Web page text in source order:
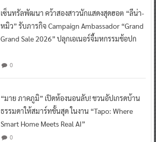
เซ็นทรัลพัฒนา คว้าสองสาวนักแสดงสุดฮอต “ลีน่า-
หมิว” รับภารกิจ Campaign Ambassador “Grand
Grand Sale 2026” ปลุกเอเนอร์จี้มหกรรมช้อปก
0
“มาย ภาคภูมิ” เปิดห้องนอนลับ! ชวนอัปเกรดบ้าน
ธรรมดาให้สมาร์ทขั้นสุด ในงาน “Tapo: Where
Smart Home Meets Real AI”
0